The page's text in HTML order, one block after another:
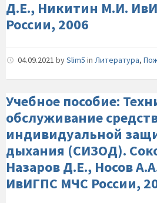
Д.Е., Никитин М.И.
России, 2006
04.09.2021 bySlim5 in Литература,
Учебное пособие:
обслуживание
индивидуальной
дыхания (СИЗОД).
Назаров Д.Е., Носов
ИвИГПС МЧС России,